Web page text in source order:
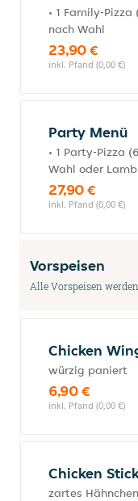
• 1 Family-
nach Wahl
23,90 €
inkl. Pfand (0,00 €)
Party Menü
• 1 Party-Pizza
Wahl oder
27,90 €
inkl. Pfand (0,00 €)
Vorspeisen
Alle Vorspeisen
Chicken
würzig paniert
6,90 €
inkl. Pfand (0,00 €)
Chicken
zartes